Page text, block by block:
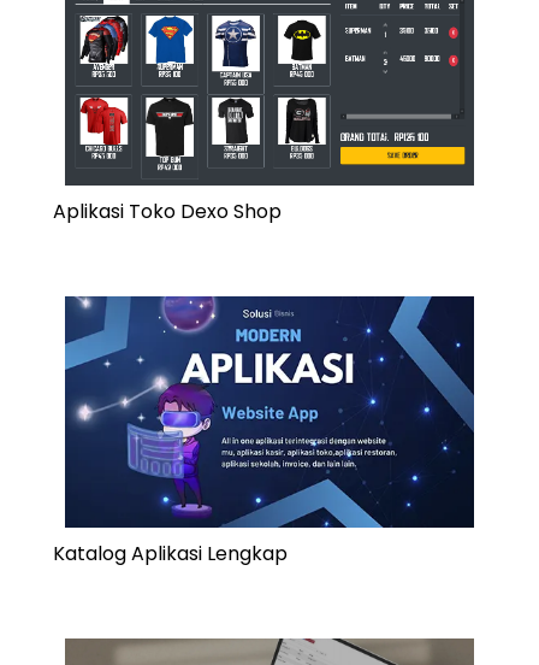
Aplikasi Toko Dexo Shop
Katalog Aplikasi Lengkap